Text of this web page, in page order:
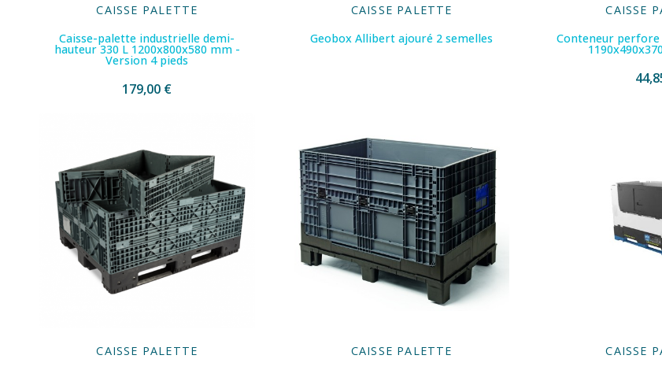
CAISSE PALETTE
Caisse-palette industrielle demi-
hauteur 330 L 1200x800x580 mm -
Version 4 pieds
179,00 €
CAISSE PALETTE
Geobox Allibert ajouré 2 semelles
CAISSE
Conteneur
CAISSE PALETTE
CAISSE PALETTE
CAISSE